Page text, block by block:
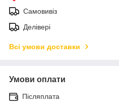
Самовивіз
Делівері
Всі умови доставки
Умови оплати
Післяплата